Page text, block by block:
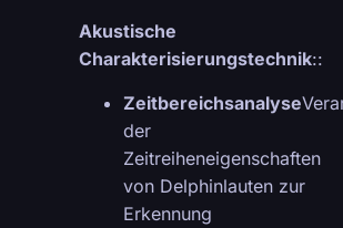
Akustische
Charakterisierungstechnik::
Zeitbereichsanalyse
der
Zeitreiheneigenschaften
von Delphinlauten zur
Erkennung